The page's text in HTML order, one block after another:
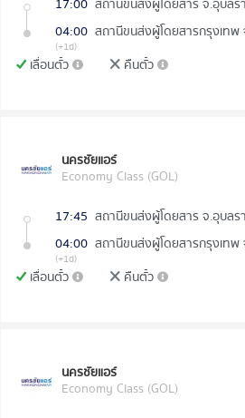
17:00 สถานีขนส่งผู้โดยสาร จ.อุบลร
04:00 สถานีขนส่งผู้โดยสารกรุงเท
(+1d)
เลื่อนตั๋ว คืนตั๋ว
นครชัยแอร์
Economy Class (GOL)
17:45 สถานีขนส่งผู้โดยสาร จ.อุบลร
04:00 สถานีขนส่งผู้โดยสารกรุงเท
(+1d)
เลื่อนตั๋ว คืนตั๋ว
นครชัยแอร์
Economy Class (GOL)